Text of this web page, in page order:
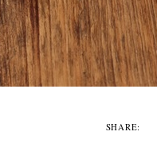
SHARE: